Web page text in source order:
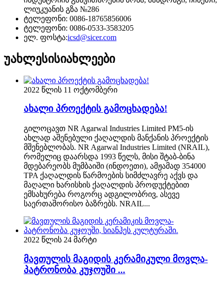
ლიუკუანის გზა №286
ტელეფონი: 0086-18765856006
ტელეფონი: 0086-0533-3583205
ელ. ფოსტა:icsd@sicer.com
უახლესისიახლეები
2022 წლის 11 ოქტომბერი
ახალი პროექტის გამოცხადება!
გილოცავთ NR Agarwal Industries Limited PM5-ის
ახლად აშენებული ქაღალდის მანქანის პროექტის
მშენებლობას. NR Agarwal Industries Limited (NRAIL),
რომელიც დაარსდა 1993 წელს, მისი შტაბ-ბინა
მდებარეობს მუმბაიში (ინდოეთი), ამჟამად 354000
TPA ქაღალდის წარმოების სიმძლავრე აქვს და
მაღალი ხარისხის ქაღალდის პროდუქტებით
ემსახურება როგორც ადგილობრივ, ასევე
საერთაშორისო ბაზრებს. NRAIL...
2022 წლის 24 მარტი
მავთულის მაგიდის კერამიკული მოვლა-
პატრონობა კუჯოუში ...